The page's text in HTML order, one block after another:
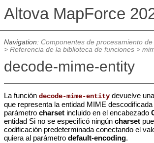
Navigation: Componentes de procesamiento de
> Referencia de la biblioteca de funciones>
decode-mime-entity
La función decode-mime-entitydevuelve
que representa la entidad MIME
parámetro charsetincluido en el encabezado
entidad Si no se especificó ningún charset
codificación predeterminada conectando el
quiera al parámetro default-encoding.